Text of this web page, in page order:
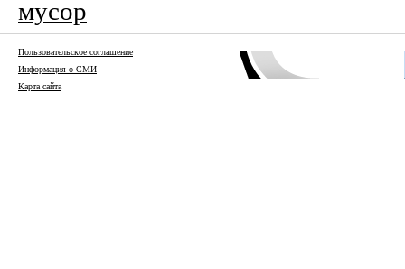
мусор
Пользовательское соглашение
Информация о СМИ
Карта сайта